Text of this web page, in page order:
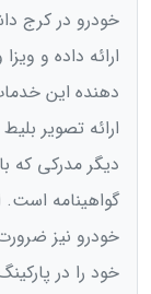
خودرو در کرج
ارائه داده و
دهنده این
ارائه تصویر
دیگر مدرکی که
گواهینامه است.
خودرو نیز
خود را در